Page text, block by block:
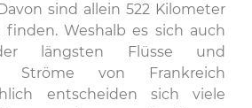
sind allein 522 Kilometer
finden. Weshalb es sich auch
längsten Flüsse und
Ströme von Frankreich
entscheiden sich viele